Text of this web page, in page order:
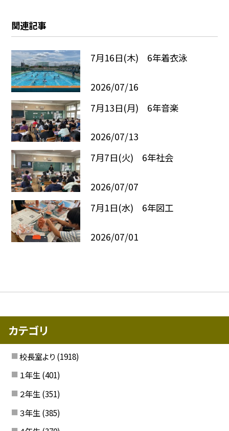
関連記事
7月16日(木) 6年着衣泳
2026/07/16
7月13日(月) 6年音楽
2026/07/13
7月7日(火) 6年社会
2026/07/07
7月1日(水) 6年図工
2026/07/01
カテゴリ
校長室より (1918)
１年生 (401)
２年生 (351)
３年生 (385)